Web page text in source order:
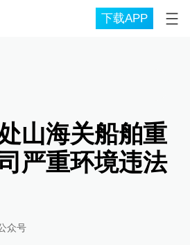
下载APP
山海关船舶重
严重环境违法
众号